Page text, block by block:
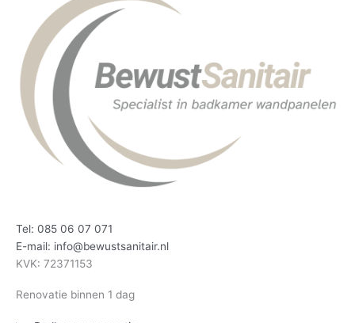
Tel: 085 06 07 071
E-mail: info@bewustsanitair.nl
KVK: 72371153
Renovatie binnen 1 dag